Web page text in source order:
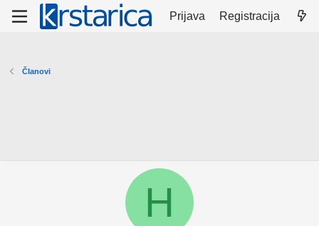
Prijava Registracija
Članovi
H